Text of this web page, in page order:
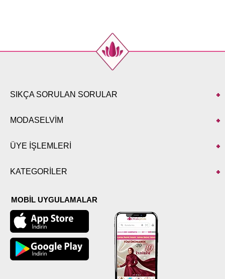
SIKÇA SORULAN SORULAR
MODASELVİM
ÜYE İŞLEMLERİ
KATEGORİLER
MOBİL UYGULAMALAR